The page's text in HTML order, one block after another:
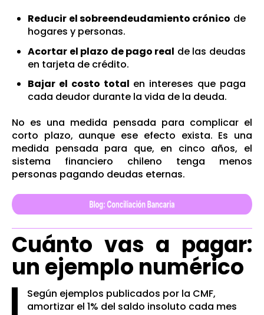
Reducir el sobreendeudamiento crónico de
hogares y personas.
Acortar el plazo de pago real de las deudas
en tarjeta de crédito.
Bajar el costo total en intereses que paga
cada deudor durante la vida de la deuda.
No es una medida pensada para complicar el
corto plazo, aunque ese efecto exista. Es una
medida pensada para que, en cinco años, el
sistema financiero chileno tenga menos
personas pagando deudas eternas.
Cuánto vas a pagar:
un ejemplo numérico
Según ejemplos publicados por la CMF,
amortizar el 1% del saldo insoluto cada mes